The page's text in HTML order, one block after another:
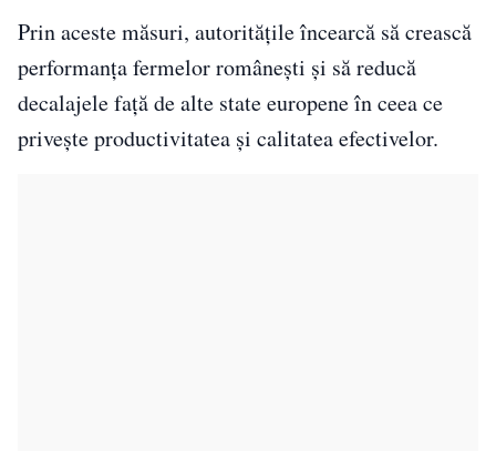
Prin aceste măsuri, autoritățile încearcă să crească
performanța fermelor românești și să reducă
decalajele față de alte state europene în ceea ce
privește productivitatea și calitatea efectivelor.